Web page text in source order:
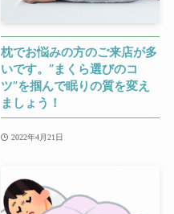
枕でお悩みの方のご来店が多
いです。”まくら選びのコ
ツ”を掴んで眠りの質を変え
ましょう！
2022年4月21日